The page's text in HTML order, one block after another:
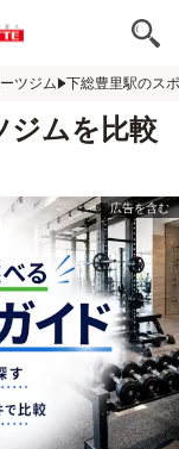
ツジム 下総豊里駅のス
ジムを比較